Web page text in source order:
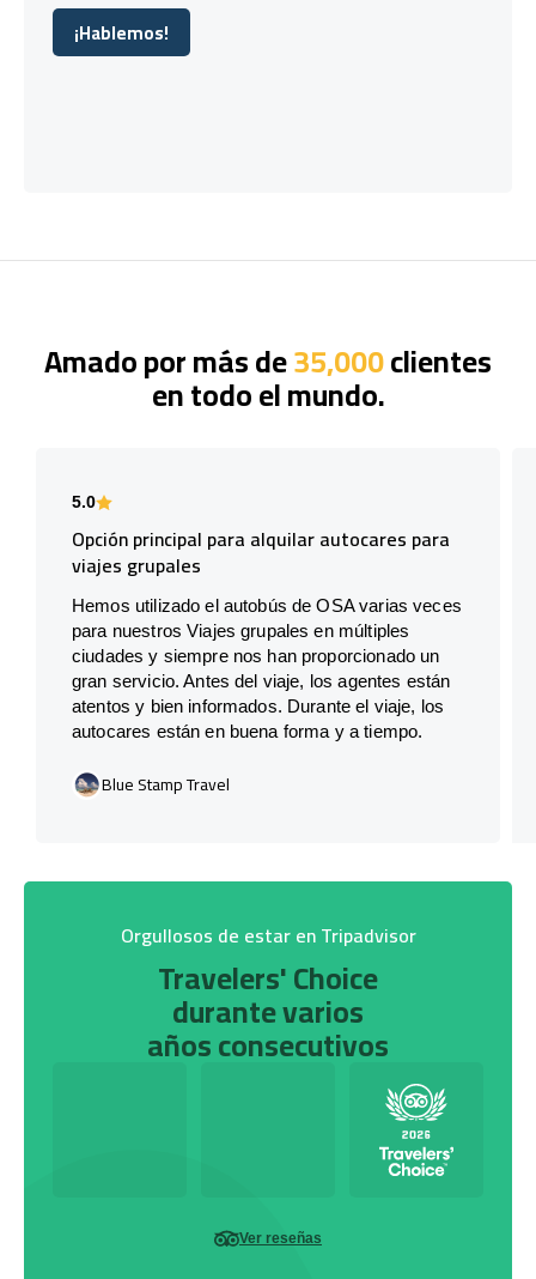
¡Hablemos!
¡Hablemos!
Amado por más de35,000clientes
en todo el mundo.
5.0
Opción principal para alquilar autocares para
viajes grupales
Hemos utilizado el autobús de OSA varias veces
para nuestros Viajes grupales en múltiples
ciudades y siempre nos han proporcionado un
gran servicio. Antes del viaje, los agentes están
atentos y bien informados. Durante el viaje, los
autocares están en buena forma y a tiempo.
Blue Stamp Travel
Orgullosos de estar en Tripadvisor
Travelers' Choice
durante varios
años consecutivos
Ver reseñas